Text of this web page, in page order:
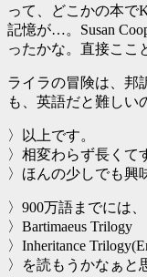
って、どこかの本で
記憶が…。Susan
ったかな。直接ここ
ライラの冒険は、邦
も、英語だと難しい
〉以上です。
〉相変わらず長くて
〉ほんの少しでも
〉900万語までには、
〉Bartimaeus Trilogy
〉Inheritance
〉を読もうかなぁと